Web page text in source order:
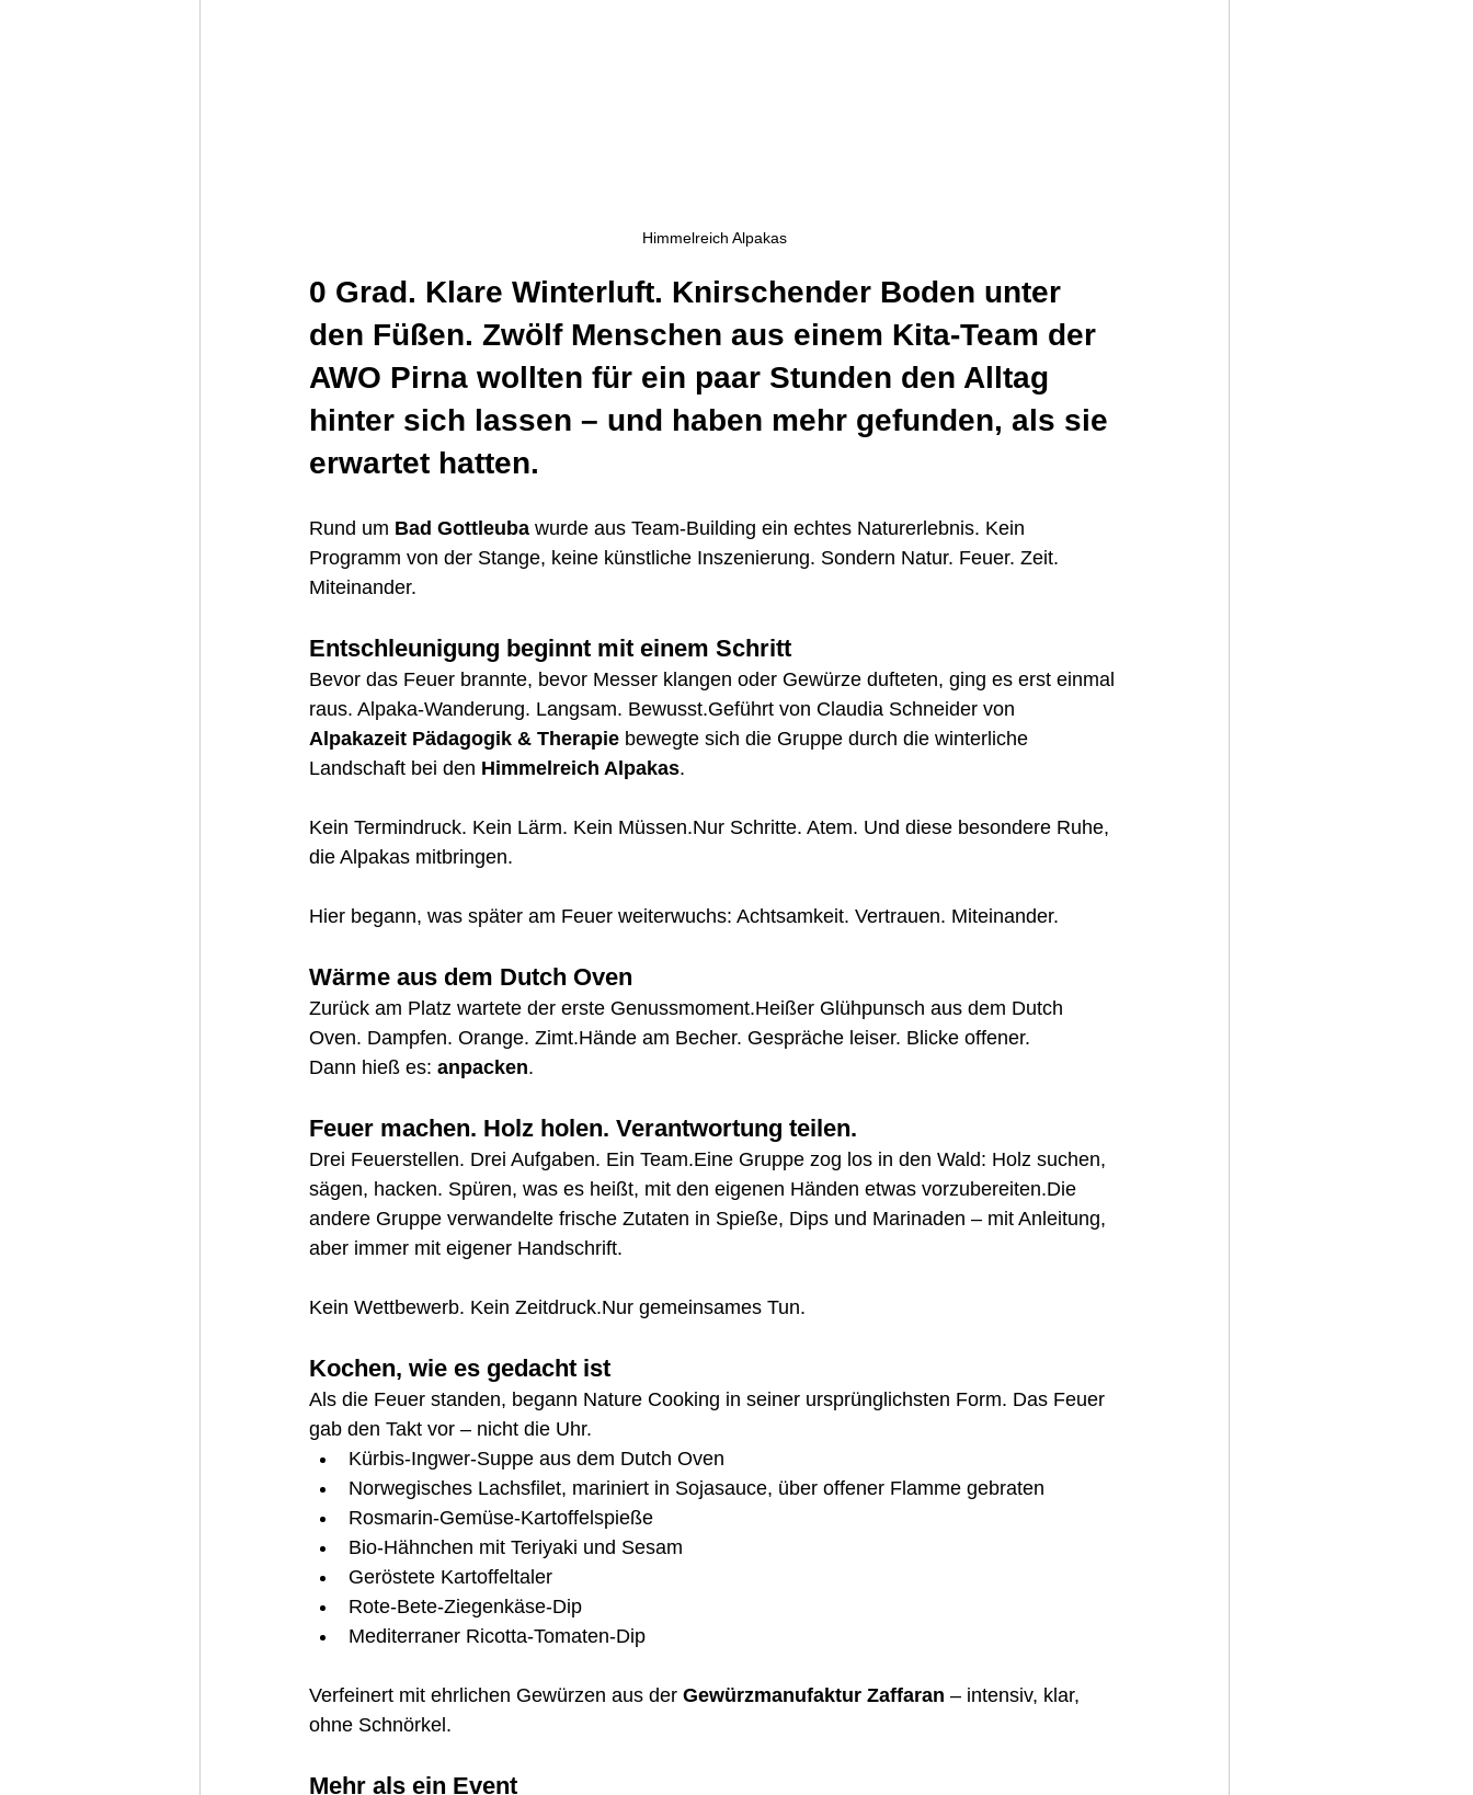
Himmelreich Alpakas
0 Grad. Klare Winterluft. Knirschender Boden unter
den Füßen. Zwölf Menschen aus einem Kita-Team der
AWO Pirna wollten für ein paar Stunden den Alltag
hinter sich lassen – und haben mehr gefunden, als sie
erwartet hatten.
Rund um Bad Gottleuba wurde aus Team-Building ein echtes Naturerlebnis. Kein
Programm von der Stange, keine künstliche Inszenierung. Sondern Natur. Feuer. Zeit.
Miteinander.
Entschleunigung beginnt mit einem Schritt
Bevor das Feuer brannte, bevor Messer klangen oder Gewürze dufteten, ging es erst einmal
raus. Alpaka-Wanderung. Langsam. Bewusst.Geführt von Claudia Schneider von
Alpakazeit Pädagogik & Therapie bewegte sich die Gruppe durch die winterliche
Landschaft bei den Himmelreich Alpakas.
Kein Termindruck. Kein Lärm. Kein Müssen.Nur Schritte. Atem. Und diese besondere Ruhe,
die Alpakas mitbringen.
Hier begann, was später am Feuer weiterwuchs: Achtsamkeit. Vertrauen. Miteinander.
Wärme aus dem Dutch Oven
Zurück am Platz wartete der erste Genussmoment.Heißer Glühpunsch aus dem Dutch
Oven. Dampfen. Orange. Zimt.Hände am Becher. Gespräche leiser. Blicke offener.
Dann hieß es: anpacken.
Feuer machen. Holz holen. Verantwortung teilen.
Drei Feuerstellen. Drei Aufgaben. Ein Team.Eine Gruppe zog los in den Wald: Holz suchen,
sägen, hacken. Spüren, was es heißt, mit den eigenen Händen etwas vorzubereiten.Die
andere Gruppe verwandelte frische Zutaten in Spieße, Dips und Marinaden – mit Anleitung,
aber immer mit eigener Handschrift.
Kein Wettbewerb. Kein Zeitdruck.Nur gemeinsames Tun.
Kochen, wie es gedacht ist
Als die Feuer standen, begann Nature Cooking in seiner ursprünglichsten Form. Das Feuer
gab den Takt vor – nicht die Uhr.
Kürbis-Ingwer-Suppe aus dem Dutch Oven
Norwegisches Lachsfilet, mariniert in Sojasauce, über offener Flamme gebraten
Rosmarin-Gemüse-Kartoffelspieße
Bio-Hähnchen mit Teriyaki und Sesam
Geröstete Kartoffeltaler
Rote-Bete-Ziegenkäse-Dip
Mediterraner Ricotta-Tomaten-Dip
Verfeinert mit ehrlichen Gewürzen aus der Gewürzmanufaktur Zaffaran – intensiv, klar,
ohne Schnörkel.
Mehr als ein Event